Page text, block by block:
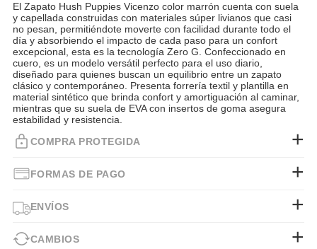
El Zapato Hush Puppies Vicenzo color marrón cuenta con suela
y capellada construidas con materiales súper livianos que casi
no pesan, permitiéndote moverte con facilidad durante todo el
día y absorbiendo el impacto de cada paso para un confort
excepcional, esta es la tecnología Zero G. Confeccionado en
cuero, es un modelo versátil perfecto para el uso diario,
diseñado para quienes buscan un equilibrio entre un zapato
clásico y contemporáneo. Presenta forrería textil y plantilla en
material sintético que brinda confort y amortiguación al caminar,
mientras que su suela de EVA con insertos de goma asegura
estabilidad y resistencia.
COMPRA PROTEGIDA
FORMAS DE PAGO
ENVÍOS
CAMBIOS